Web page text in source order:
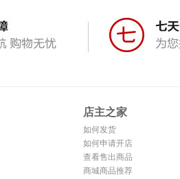
店主之家
如何发货
如何申请开店
查看售出商品
商城商品推荐